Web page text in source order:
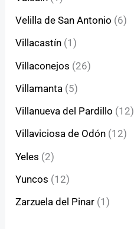
Velilla de San Antonio (6)
Villacastín (1)
Villaconejos (26)
Villamanta (5)
Villanueva del Pardillo (12)
Villaviciosa de Odón (12)
Yeles (2)
Yuncos (12)
Zarzuela del Pinar (1)